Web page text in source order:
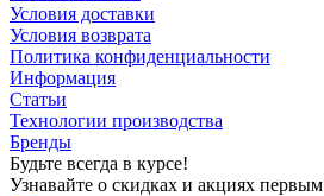
Условия доставки
Условия возврата
Политика конфиденциальности
Информация
Статьи
Технологии производства
Бренды
Будьте всегда в курсе!
Узнавайте о скидках и акциях первым